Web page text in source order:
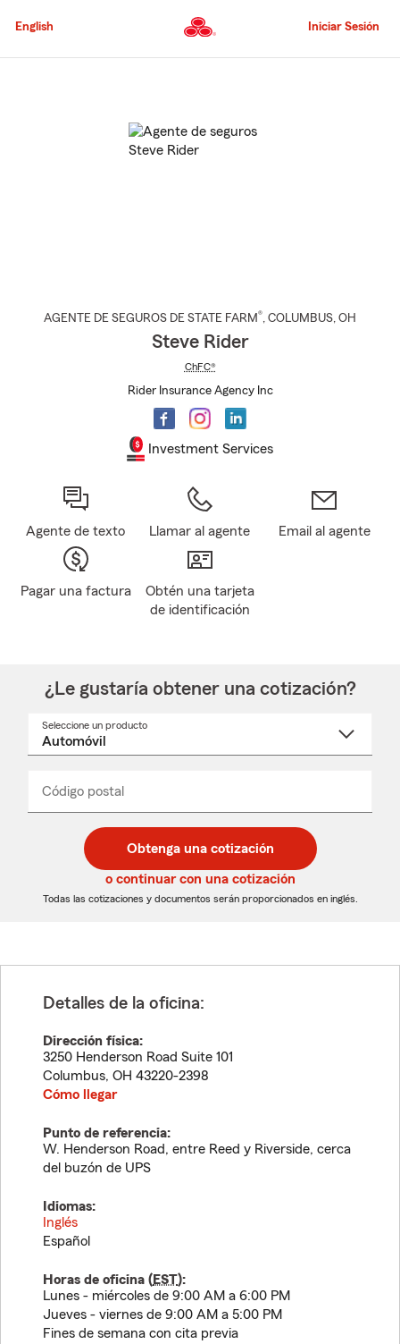
al
principal
English Iniciar Sesión
AGENTE DE SEGUROS DE STATE FARM®, COLUMBUS, OH
Steve Rider
ChFC®
Rider Insurance Agency Inc
Investment Services
Agente de texto Llamar al agente Email al agente
Pagar una factura
Obtén una tarjeta
de identificación
¿Le gustaría obtener una cotización?
Seleccione un producto
desplegable
Código postal
de
5
dígitos
de
5
dígitos
_____
Obtenga una cotización
o continuar con una cotización
Todas las cotizaciones y documentos serán proporcionados en inglés.
Detalles de la oficina:
Dirección física:
3250 Henderson Road Suite 101
Columbus, OH 43220-2398
Cómo llegar
Punto de referencia:
W. Henderson Road, entre Reed y Riverside, cerca
del buzón de UPS
Idiomas:
Inglés
Español
Horas de oficina (EST):
Lunes - miércoles de 9:00 AM a 6:00 PM
Jueves - viernes de 9:00 AM a 5:00 PM
Fines de semana con cita previa